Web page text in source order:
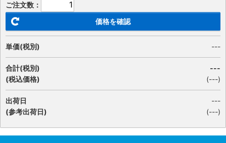
ご注文数：
価格を確認
単価(税別) ---
合計(税別)
(税込価格)
---
(---)
出荷日
(参考出荷日)
---
(---)